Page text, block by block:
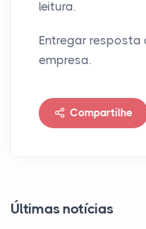
leitura.
Entregar resposta
empresa.
Compartilhe
Últimas notícias